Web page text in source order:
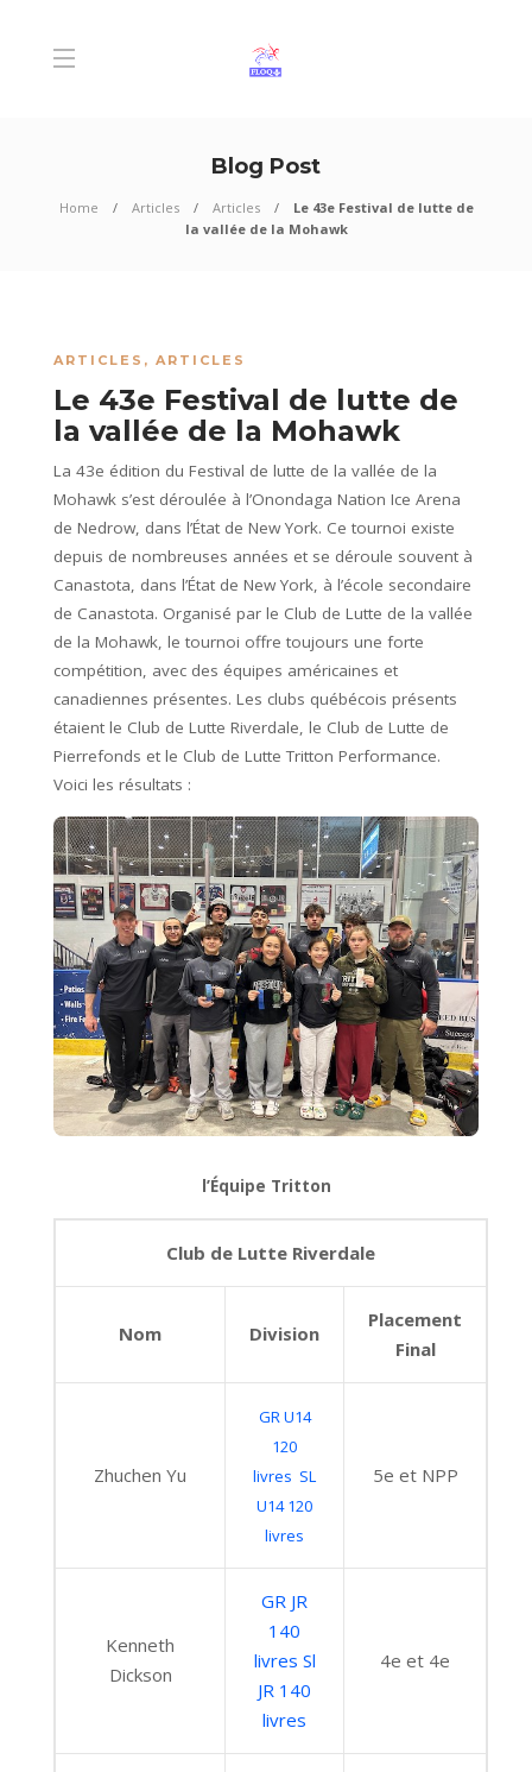
Blog Post
Home Articles Articles
Le 43e Festival de lutte de
la vallée de la Mohawk
ARTICLES , ARTICLES
Le 43e Festival de lutte de
la vallée de la Mohawk
La 43e édition du Festival de lutte de la vallée de la
Mohawk s’est déroulée à l’Onondaga Nation Ice Arena
de Nedrow, dans l’État de New York. Ce tournoi existe
depuis de nombreuses années et se déroule souvent à
Canastota, dans l’État de New York, à l’école secondaire
de Canastota. Organisé par le Club de Lutte de la vallée
de la Mohawk, le tournoi offre toujours une forte
compétition, avec des équipes américaines et
canadiennes présentes. Les clubs québécois présents
étaient le Club de Lutte Riverdale, le Club de Lutte de
Pierrefonds et le Club de Lutte Tritton Performance.
Voici les résultats :
l’Équipe Tritton
Club de Lutte Riverdale
Nom Division
Placement
Final
Zhuchen Yu
GR U14
120
livres SL
U14 120
livres
5e et NPP
Kenneth
Dickson
GR JR
140
livres Sl
JR 140
livres
4e et 4e